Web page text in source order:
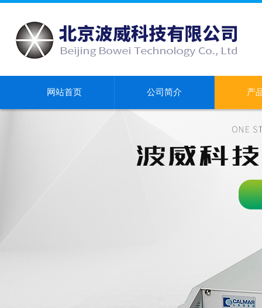
网站首页 公司简介 产